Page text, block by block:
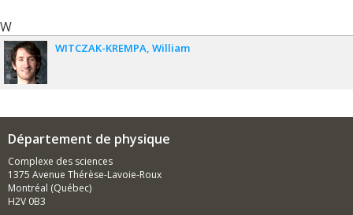
W
WITCZAK-KREMPA William
Département de physique
Complexe des sciences
1375 Avenue Thérèse-Lavoie-Roux
Montréal (Québec)
H2V 0B3